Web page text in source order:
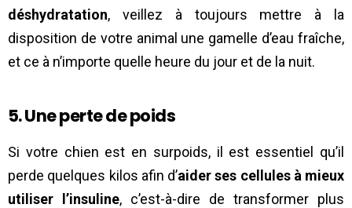
déshydratation, veillez à toujours mettre à la
disposition de votre animal une gamelle d’eau fraîche,
et ce à n’importe quelle heure du jour et de la nuit.
5. Une perte de poids
Si votre chien est en surpoids, il est essentiel qu’il
perde quelques kilos afin d’aider ses cellules à mieux
utiliser l’insuline, c’est-à-dire de transformer plus